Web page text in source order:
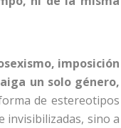
imposición
un solo género,
de estereotipos
invisibilizadas, sino a